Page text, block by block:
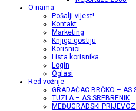
O nama
Pošalji vijest!
Kontakt
Marketing
Knjiga gostiju
Korisnici
Lista korisnika
Login
Oglasi
Red vožnje
GRADAČAC BRČKO – AS
TUZLA – AS SREBRENIK
MEĐUGRADSKI